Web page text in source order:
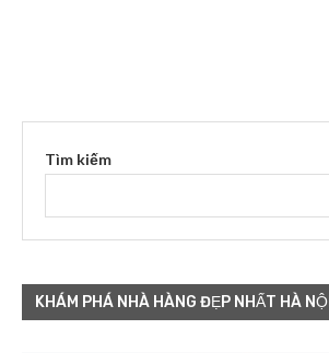
Tìm kiếm
KHÁM PHÁ NHÀ HÀNG ĐẸP NHẤT HÀ NỘI